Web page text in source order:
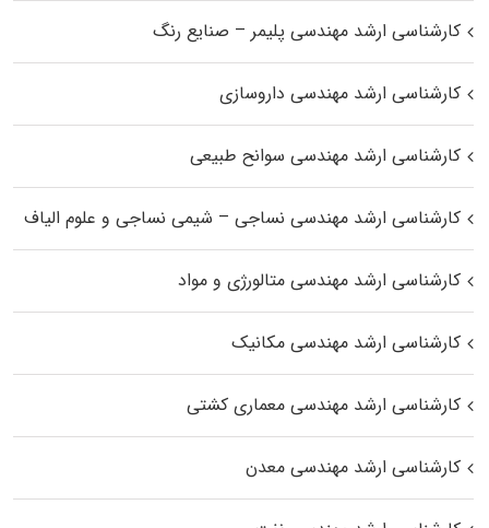
کارشناسی ارشد مهندسی پلیمر – صنایع رنگ
کارشناسی ارشد مهندسی داروسازی
کارشناسی ارشد مهندسی سوانح طبیعی
کارشناسی ارشد مهندسی نساجی – شیمی نساجی و علوم الیاف
کارشناسی ارشد مهندسی متالورژی و مواد
کارشناسی ارشد مهندسی مکانیک
کارشناسی ارشد مهندسی معماری کشتی
کارشناسی ارشد مهندسی معدن